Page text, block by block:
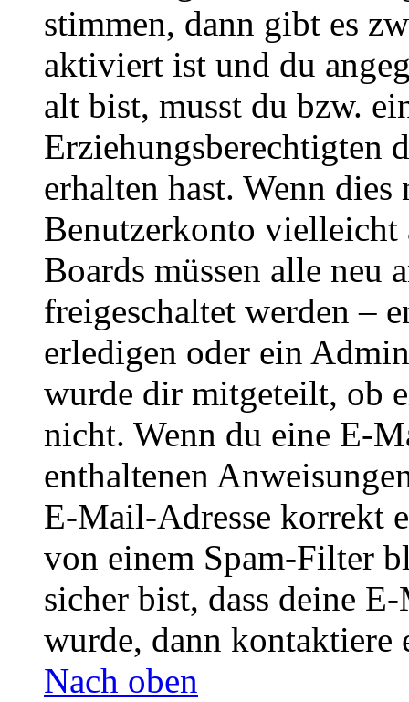
stimmen, dann gibt es
aktiviert ist und du
alt bist, musst du bzw.
Erziehungsberechtigten
erhalten hast. Wenn
Benutzerkonto
Boards müssen alle neu
freigeschaltet werden –
erledigen oder ein
wurde dir mitgeteilt, ob
nicht. Wenn du eine E-
enthaltenen
E-Mail-Adresse korrekt
von einem Spam-Filter
sicher bist, dass deine
wurde, dann kontaktiere
Nach oben